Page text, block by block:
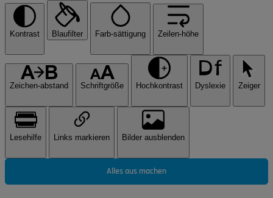
Kontrast Blaufilter Farb-sättigung Zeilen-höhe
Zeichen-abstand Schriftgröße Hochkontrast Dyslexie Zeiger
Lesehilfe Links markieren Bilder ausblenden
Alles aus machen